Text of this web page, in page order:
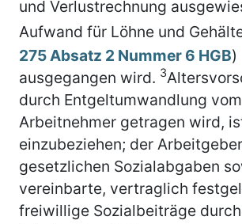
und Verlustrechnung
Aufwand für Löhne und
275 Absatz 2 Nummer 6 HGB)
ausgegangen wird. 3
durch Entgeltumwandlung vom
Arbeitnehmer getragen wird,
einzubeziehen; der
gesetzlichen Sozialabgaben
vereinbarte, vertraglich
freiwillige Sozialbeiträge